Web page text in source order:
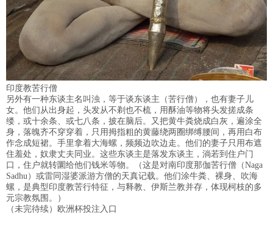
印度教苦行僧
另外有一种东谈主名叫浊，等于谈东谈主（苦行僧），也有妻子儿
女。他们从出身起，头发从不剃也不梳，用酥油等物将头发搓成条
缕，或十余条、或七八条，披在脑后。又把黄牛粪烧成白灰，遍涂全
身，落魄齐不穿穿着，只用拇指粗的黄藤绕两圈绑缚腰间，再用白布
作念成短裙。手里拿着大海螺，频频边吹边走。他们的妻子只用布遮
住羞处，奴隶丈夫同业。这些东谈主是落发东谈主，淌若到住户门
口，住户就转圜给他们钱米等物。（这是对南印度那伽苦行僧（Naga
Sadhu）或雷同湿婆派游方僧的天真记载。他们涂牛粪、裸身、吹海
螺，是典型印度教苦行特征，与释教、伊斯兰教并存，体现柯枝的多
元宗教氛围。）
（未完待续）欧洲杯投注入口